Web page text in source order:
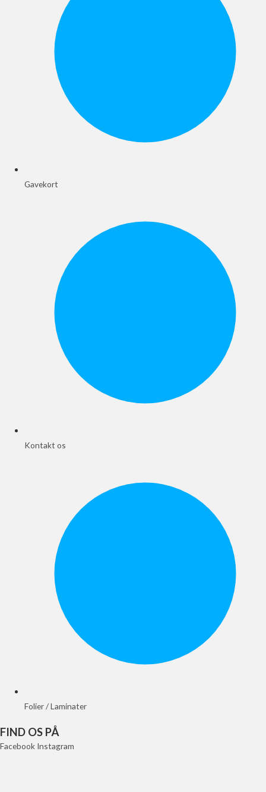
Gavekort
Kontakt os
Folier / Laminater
FIND OS PÅ
Facebook Instagram